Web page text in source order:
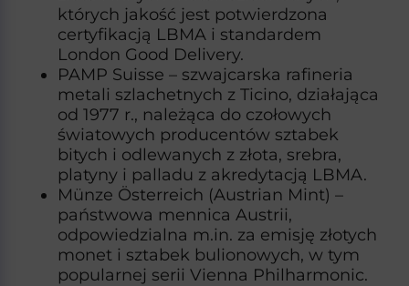
których jakość jest potwierdzona
certyfikacją LBMA i standardem
London Good Delivery.​
PAMP Suisse – szwajcarska rafineria
metali szlachetnych z Ticino, działająca
od 1977 r., należąca do czołowych
światowych producentów sztabek
bitych i odlewanych z złota, srebra,
platyny i palladu z akredytacją LBMA.​
Münze Österreich (Austrian Mint) –
państwowa mennica Austrii,
odpowiedzialna m.in. za emisję złotych
monet i sztabek bulionowych, w tym
popularnej serii Vienna Philharmonic.​